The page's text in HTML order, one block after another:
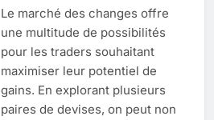
Le marché des changes offre
une multitude de possibilités
pour les traders souhaitant
maximiser leur potentiel de
gains. En explorant plusieurs
paires de devises, on peut non